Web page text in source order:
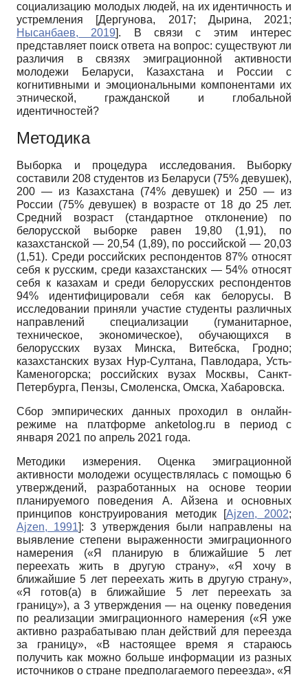
социализацию молодых людей, на их идентичность и
устремления
[Дергунова, 2017; Дырина, 2021;
Нысанбаев, 2019]. В связи с этим интерес
представляет поиск ответа на вопрос: существуют ли
различия в связях эмиграционной активности
молодежи Беларуси, Казахстана и России с
когнитивными и эмоциональными компонентами их
этнической, гражданской и глобальной
идентичностей?
Методика
Выборка и процедура исследования. Выборку
составили 208 студентов из Беларуси (75% девушек),
200 — из Казахстана (74% девушек) и 250 — из
России (75% девушек) в возрасте от 18 до 25 лет.
Средний возраст (стандартное отклонение) по
белорусской выборке равен 19,80 (1,91), по
казахстанской — 20,54 (1,89), по российской — 20,03
(1,51). Среди российских респондентов 87% относят
себя к русским, среди казахстанских — 54% относят
себя к казахам и среди белорусских респондентов
94% идентифицировали себя как белорусы. В
исследовании приняли участие студенты различных
направлений специализации (гуманитарное,
техническое, экономическое), обучающихся в
белорусских вузах Минска, Витебска, Гродно;
казахстанских вузах Нур-Султана, Павлодара, Усть-
Каменогорска; российских вузах Москвы, Санкт-
Петербурга, Пензы, Смоленска, Омска, Хабаровска.
Сбор эмпирических данных проходил в онлайн-
режиме на платформе anketolog.ru в период с
января 2021 по апрель 2021 года.
Методики измерения. Оценка эмиграционной
активности молодежи осуществлялась с помощью 6
утверждений, разработанных на основе теории
планируемого поведения А. Айзена и основных
принципов конструирования методик
[Ajzen, 2002;
Ajzen, 1991]: 3 утверждения были направлены на
выявление степени выраженности эмиграционного
намерения («Я планирую в ближайшие 5 лет
переехать жить в другую страну», «Я хочу в
ближайшие 5 лет переехать жить в другую страну»,
«Я готов(а) в ближайшие 5 лет переехать за
границу»), а 3 утверждения — на оценку поведения
по реализации эмиграционного намерения («Я уже
активно разрабатываю план действий для переезда
за границу», «В настоящее время я стараюсь
получить как можно больше информации из разных
источников о стране предполагаемого переезда», «Я